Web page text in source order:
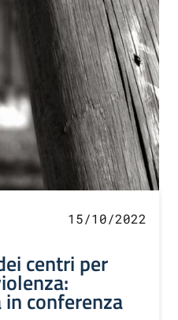
15/10/2022
centri per
conferenza